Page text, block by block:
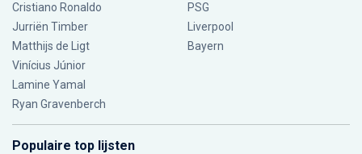
Cristiano Ronaldo
Jurriën Timber
Matthijs de Ligt
Vinícius Júnior
Lamine Yamal
Ryan Gravenberch
PSG
Liverpool
Bayern
Populaire top lijsten